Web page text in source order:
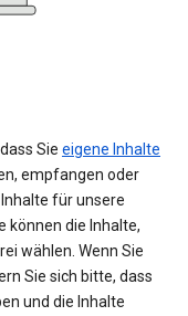
Sie eigene Inhalte
empfangen oder
für unsere
können die Inhalte,
wählen. Wenn Sie
Sie sich bitte, dass
und die Inhalte